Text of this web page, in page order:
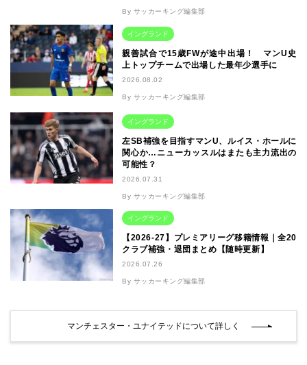
By サッカーキング編集部
イングランド
親善試合で15歳FWが途中出場！ マンU史
上トップチームで出場した最年少選手に
2026.08.02
By サッカーキング編集部
イングランド
左SB補強を目指すマンU、ルイス・ホールに
関心か…ニューカッスルはまたも主力流出の
可能性？
2026.07.31
By サッカーキング編集部
イングランド
【2026-27】プレミアリーグ移籍情報｜全20
クラブ補強・退団まとめ【随時更新】
2026.07.26
By サッカーキング編集部
マンチェスター・ユナイテッドについて詳しく